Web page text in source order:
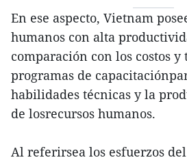
En ese aspecto, Vietnam
humanos con alta
comparación con los costos
programas de
habilidades técnicas y la
de losrecursos humanos.
Al referirsea los esfuerzos